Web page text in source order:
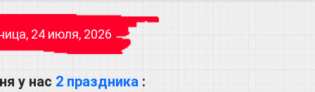
24 июля, 2026
у нас 2 праздника :